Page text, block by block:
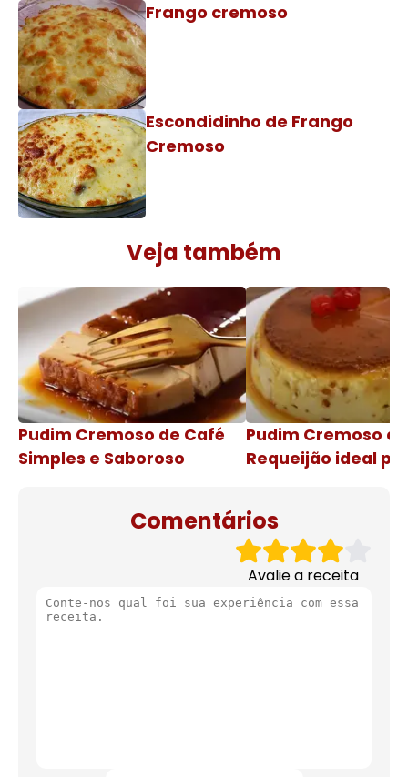
Frango cremoso
Escondidinho de Frango
Cremoso
Veja também
Pudim Cremoso de Café
Simples e Saboroso
Pudim Cremoso
Requeijão ideal
Comentários
Avalie a receita